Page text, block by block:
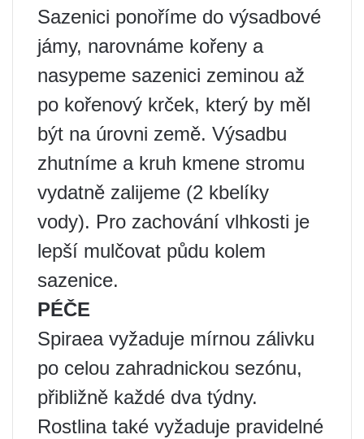
Sazenici ponoříme do výsadbové
jámy, narovnáme kořeny a
nasypeme sazenici zeminou až
po kořenový krček, který by měl
být na úrovni země. Výsadbu
zhutníme a kruh kmene stromu
vydatně zalijeme (2 kbelíky
vody). Pro zachování vlhkosti je
lepší mulčovat půdu kolem
sazenice.
PÉČE
Spiraea vyžaduje mírnou zálivku
po celou zahradnickou sezónu,
přibližně každé dva týdny.
Rostlina také vyžaduje pravidelné